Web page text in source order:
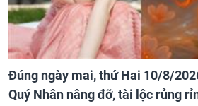
Đúng ngày mai, thứ Hai 10/8/
Quý Nhân nâng đỡ, tài lộc rủng